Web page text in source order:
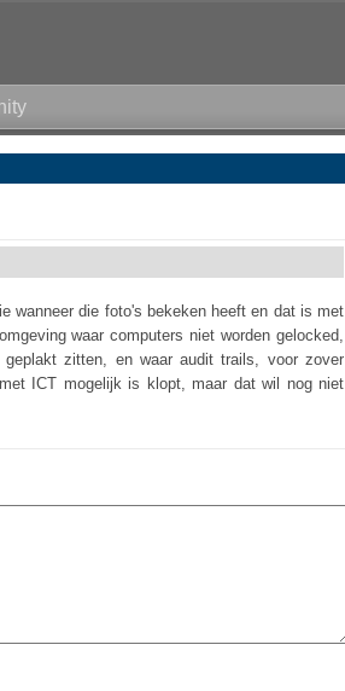
wanneer die foto's bekeken heeft en dat is met
waar computers niet worden gelocked,
zitten, en waar audit trails, voor zover
ICT mogelijk is klopt, maar dat wil nog niet